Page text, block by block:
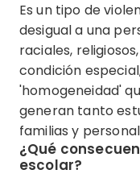
Es un tipo de
desigual a una
raciales,
condición
'homogeneidad'
generan tanto
familias y
¿Qué
escolar?